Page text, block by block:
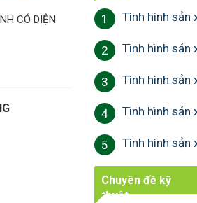
CÓ DIỆN
1 Tình hình sản
2 Tình hình sản
3 Tình hình sản
4 Tình hình sản
5 Tình hình sản
Chuyên đề kỹ
thuật